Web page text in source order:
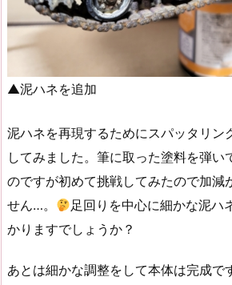
▲泥ハネを追加
泥ハネを再現するためにスパッタリン
してみました。筆に取った塗料を弾い
のですが初めて挑戦してみたので加減
せん…。
足回りを中心に細かな泥ハ
かりますでしょうか？
あとは細かな調整をして本体は完成で